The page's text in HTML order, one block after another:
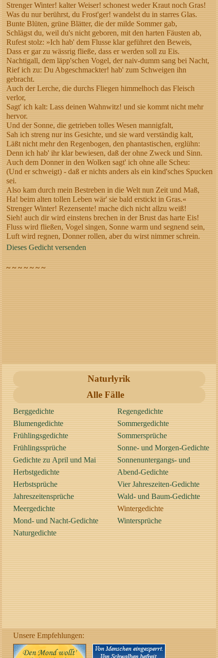
Strenger Winter! kalter Weiser! schonest weder Kraut noch Gras!
Was du nur berührst, du Frost'ger! wandelst du in starres Glas.
Bunte Blüten, grüne Blätter, die der milde Sommer gab,
Schlägst du, weil du's nicht geboren, mit den harten Fäusten ab,
Rufest stolz: »Ich hab' dem Flusse klar geführet den Beweis,
Dass er gar zu wässrig fließe, dass er werden soll zu Eis.
Nachtigall, dem läpp'schen Vogel, der naiv-dumm sang bei Nacht,
Rief ich zu: Du Abgeschmackter! hab' zum Schweigen ihn
gebracht.
Auch der Lerche, die durchs Fliegen himmelhoch das Fleisch
verlor,
Sagt' ich kalt: Lass deinen Wahnwitz! und sie kommt nicht mehr
hervor.
Und der Sonne, die getrieben tolles Wesen mannigfalt,
Sah ich streng nur ins Gesichte, und sie ward verständig kalt,
Läßt nicht mehr den Regenbogen, den phantastischen, erglühn:
Denn ich hab' ihr klar bewiesen, daß der ohne Zweck und Sinn.
Auch dem Donner in den Wolken sagt' ich ohne alle Scheu:
(Und er schweigt) - daß er nichts anders als ein kind'sches Spucken
sei.
Also kam durch mein Bestreben in die Welt nun Zeit und Maß,
Ha! beim alten tollen Leben wär' sie bald erstickt in Gras.«
Strenger Winter! Rezensente! mache dich nicht allzu weiß!
Sieh! auch dir wird einstens brechen in der Brust das harte Eis!
Fluss wird fließen, Vogel singen, Sonne warm und segnend sein,
Luft wird regnen, Donner rollen, aber du wirst nimmer schrein.
Dieses Gedicht versenden
~ ~ ~ ~ ~ ~ ~
Naturlyrik
Alle Fälle
Berggedichte
Blumengedichte
Frühlingsgedichte
Frühlingssprüche
Gedichte zu April und Mai
Herbstgedichte
Herbstsprüche
Jahreszeitensprüche
Meergedichte
Mond- und Nacht-Gedichte
Naturgedichte
Regengedichte
Sommergedichte
Sommersprüche
Sonne- und Morgen-Gedichte
Sonnenuntergangs- und
Abend-Gedichte
Vier Jahreszeiten-Gedichte
Wald- und Baum-Gedichte
Wintergedichte
Wintersprüche
Unsere Empfehlungen: